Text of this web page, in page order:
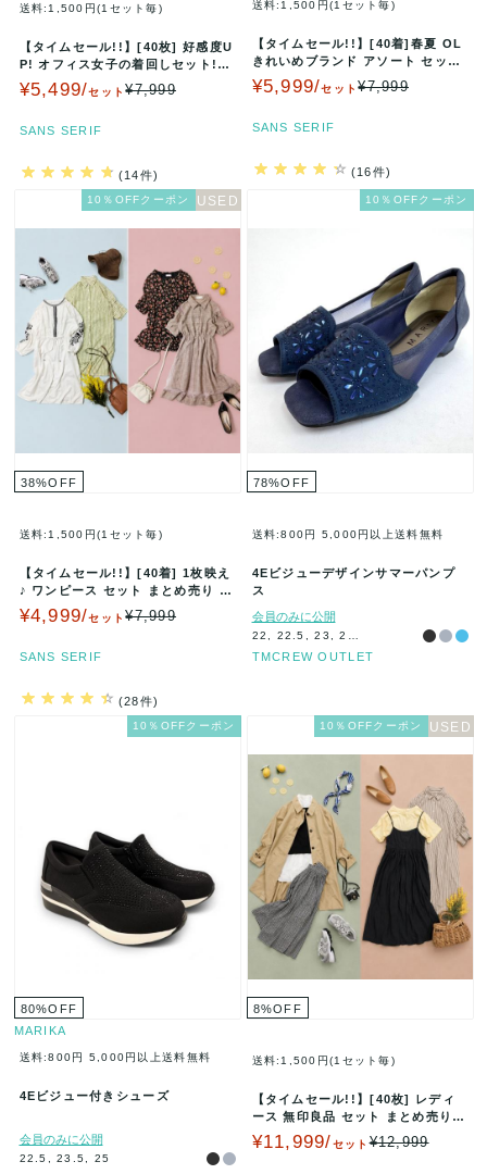
送料:1,500円(1セット毎)
【タイムセール!!】[40枚] 好感度U
P! オフィス女子の着回しセット!!
ゆるオフィス オフィ…
¥5,499/セット¥7,999
SANS SERIF
(14件)
送料:1,500円(1セット毎)
【タイムセール!!】[40着]春夏 OL
きれいめブランド アソート セット
まとめ売り LAUT…
¥5,999/セット¥7,999
SANS SERIF
(16件)
10％OFFクーポン
38%OFF
送料:1,500円(1セット毎)
【タイムセール!!】[40着] 1枚映え
♪ ワンピース セット まとめ売り チ
ュニック ドレス オ…
¥4,999/セット¥7,999
SANS SERIF
(28件)
10％OFFクーポン
78%OFF
送料:800円 5,000円以上送料無料
4Eビジューデザインサマーパンプ
ス
会員のみに公開
TMCREW OUTLET
10％OFFクーポン
80%OFF
MARIKA
送料:800円 5,000円以上送料無料
4Eビジュー付きシューズ
会員のみに公開
22.5, 23.5, 25
10％OFFクーポン
8%OFF
送料:1,500円(1セット毎)
【タイムセール!!】[40枚] レディ
ース 無印良品 セット まとめ売り
MUJI 人気ブランド …
¥11,999/セット¥12,999